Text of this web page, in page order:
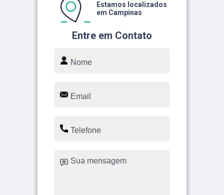
Entre em Contato
Estamos localizados
em Campinas